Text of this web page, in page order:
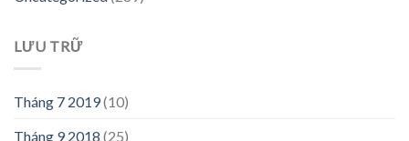
LƯU TRỮ
Tháng 7 2019(10)
Tháng 9 2018 (25)